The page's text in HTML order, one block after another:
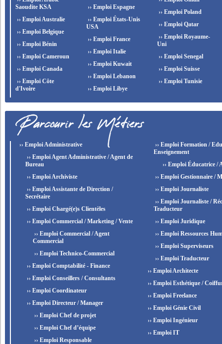
Saoudite KSA
›› Emploi Australie
›› Emploi Belgique
›› Emploi Bénin
›› Emploi Cameroun
›› Emploi Canada
›› Emploi Côte
d'Ivoire
›› Emploi Espagne
›› Emploi États-Unis
USA
›› Emploi France
›› Emploi Italie
›› Emploi Kuwait
›› Emploi Lebanon
›› Emploi Libye
›› Emploi Poland
›› Emploi Qatar
›› Emploi Royaume-
Uni
›› Emploi Senegal
›› Emploi Suisse
›› Emploi Tunisie
›› Emploi Administrative
›› Emploi Agent Administrative / Agent de
Bureau
›› Emploi Archiviste
›› Emploi Assistante de Direction /
Secrétaire
›› Emploi Chargé(e)s Clientèles
›› Emploi Commercial / Marketing / Vente
›› Emploi Commercial / Agent
Commercial
›› Emploi Technico-Commercial
›› Emploi Comptabilité - Finance
›› Emploi Conseillers / Consultants
›› Emploi Coordinateur
›› Emploi Directeur / Manager
›› Emploi Chef de projet
›› Emploi Chef d’équipe
›› Emploi Responsable
›› Emploi Formation /
Enseignement
›› Emploi Éducatrice /
›› Emploi Gestionnaire /
›› Emploi Journaliste
›› Emploi Journaliste /
Traducteur
›› Emploi Juridique
›› Emploi Ressources
›› Emploi Superviseurs
›› Emploi Traducteur
›› Emploi Architecte
›› Emploi Esthétique /
›› Emploi Freelance
›› Emploi Génie Civil
›› Emploi Ingénieur
›› Emploi IT